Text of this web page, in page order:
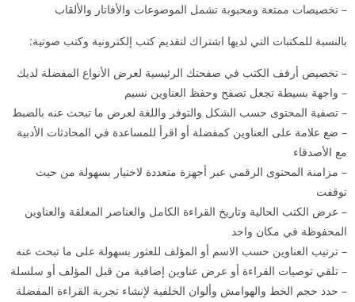
– تخصيصات ممتعة ومحبوبة تشمل الموضوعات والأفاتار والألقاب
بالنسبة للمكتبات التي لديها اشتراك لتقديم كتب إلكترونية وكتب صوتية:
– تخصيص أرفف الكتب في صفحتك الرئيسية لعرض الأنواع المفضلة لديك
– واجهة بسيطة تجعل تصفح وحفظ العناوين نسيم
– تصفية المحتوى حسب الشكل والتوفر واللغة لعرض ما تبحث عنه بالضبط
– ضع علامة على العناوين كمفضلة أو اقرأ للمساعدة في المحادثات الأدبية
مع الأصدقاء
– مزامنة المحتوى الرقمي عبر أجهزة متعددة لاختيار بسهولة من حيث
توقفت
– عرض الكتب الحالية وتاريخ القراءة الكامل والعناصر المعلقة والعناوين
المحفوظة في مكان واحد
– ترتيب العناوين حسب الاسم أو المؤلف للعثور بسهولة على ما تبحث عنه
– تلقي توصيات القراءة أو عرض عناوين إضافية من قبل المؤلف أو سلسلة
– حدد حجم الخط والهوامش وألوان الخلفية لإنشاء تجربة القراءة المفضلة